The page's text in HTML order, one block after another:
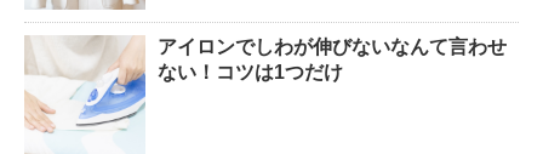
アイロンでしわが伸びないなんて言わせ
ない！コツは1つだけ